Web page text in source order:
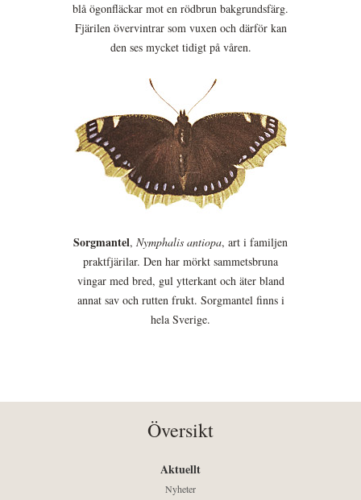
blå ögonfläckar mot en rödbrun bakgrundsfärg.
Fjärilen övervintrar som vuxen och därför kan
den ses mycket tidigt på våren.
Sorgmantel, Nymphalis antiopa, art i familjen
praktfjärilar. Den har mörkt sammetsbruna
vingar med bred, gul ytterkant och äter bland
annat sav och rutten frukt. Sorgmantel finns i
hela Sverige.
Översikt
Aktuellt
Nyheter